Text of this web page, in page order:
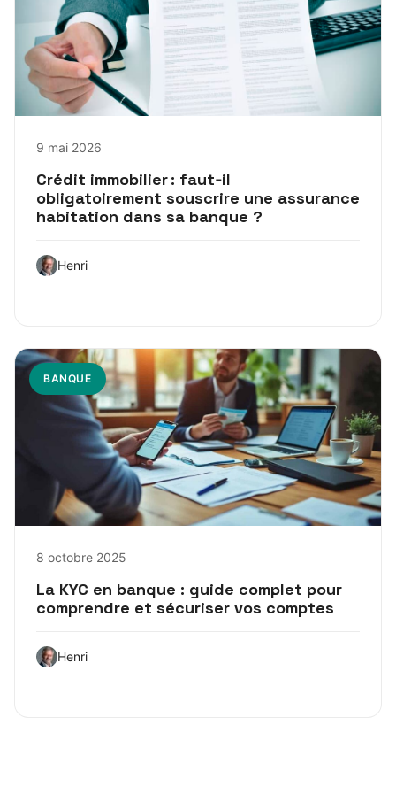
9 mai 2026
Crédit immobilier : faut‑il
obligatoirement souscrire une assurance
habitation dans sa banque ?
Henri
BANQUE
8 octobre 2025
La KYC en banque : guide complet pour
comprendre et sécuriser vos comptes
Henri